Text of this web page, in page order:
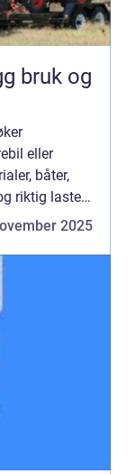
bruk og
eller
båter,
riktig lastet
2025